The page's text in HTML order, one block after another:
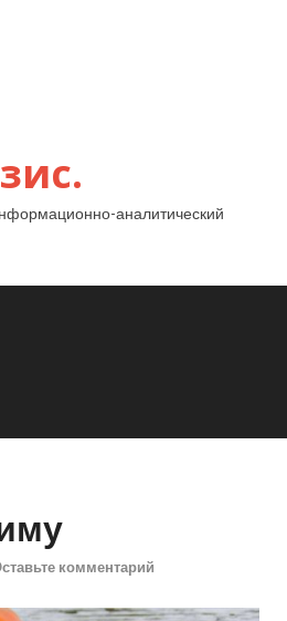
аналитический
комментарий